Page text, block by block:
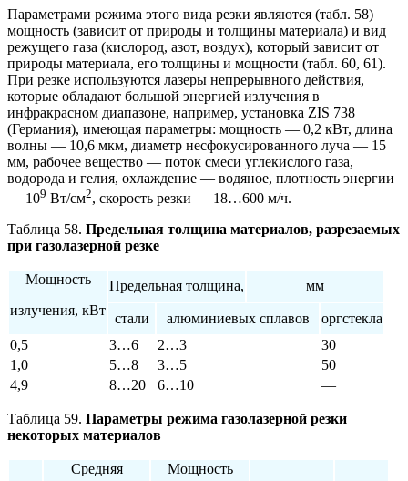
Параметрами режима этого вида резки являются (табл. 58)
мощность (зависит от природы и толщины материала) и вид
режущего газа (кислород, азот, воздух), который зависит от
природы материала, его толщины и мощности (табл. 60, 61).
При резке используются лазеры непрерывного действия,
которые обладают большой энергией излучения в
инфракрасном диапазоне, например, установка ZIS 738
(Германия), имеющая параметры: мощность — 0,2 кВт, длина
волны — 10,6 мкм, диаметр несфокусированного луча — 15
мм, рабочее вещество — поток смеси углекислого газа,
водорода и гелия, охлаждение — водяное, плотность энергии
— 109 Вт/см2, скорость резки — 18…600 м/ч.
Таблица 58. Предельная толщина материалов, разрезаемых
при газолазерной резке
Мощность
излучения, кВт
Предельная толщина, мм
стали алюминиевых сплавов
оргстекла
0,5
3…6 2…3
30
1,0
5…8 3…5
50
4,9
8…20 6…10 —
Таблица 59. Параметры режима газолазерной резки
некоторых материалов
Средняя
Мощность